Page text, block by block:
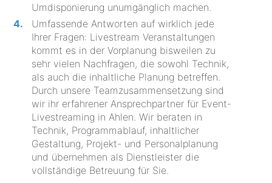
Umdisponierung unumgänglich machen.
Umfassende Antworten auf wirklich jede
Ihrer Fragen: Livestream Veranstaltungen
kommt es in der Vorplanung bisweilen zu
sehr vielen Nachfragen, die sowohl Technik,
als auch die inhaltliche Planung betreffen.
Durch unsere Teamzusammensetzung sind
wir ihr erfahrener Ansprechpartner für Event-
Livestreaming in Ahlen. Wir beraten in
Technik, Programmablauf, inhaltlicher
Gestaltung, Projekt- und Personalplanung
und übernehmen als Dienstleister die
vollständige Betreuung für Sie.